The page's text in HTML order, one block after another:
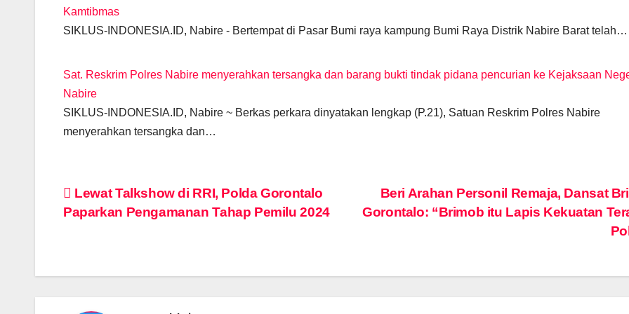
Kamtibmas
SIKLUS-INDONESIA.ID, Nabire - Bertempat di Pasar Bumi raya kampung Bumi Raya Distrik Nabire Barat telah…
Sat. Reskrim Polres Nabire menyerahkan tersangka dan barang bukti tindak pidana pencurian ke Kejaksaan
Nabire
SIKLUS-INDONESIA.ID, Nabire ~ Berkas perkara dinyatakan lengkap (P.21), Satuan Reskrim Polres Nabire
menyerahkan tersangka dan…
Post
navigation
Beri Arahan Personil Remaja, Dansat
Gorontalo: “Brimob itu Lapis Kekuatan
Lewat Talkshow di RRI, Polda Gorontalo
Paparkan Pengamanan Tahap Pemilu 2024